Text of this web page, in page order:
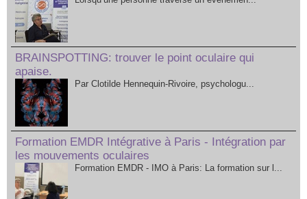
BRAINSPOTTING: trouver le point oculaire qui
apaise.
Par Clotilde Hennequin-Rivoire, psychologu...
Formation EMDR Intégrative à Paris - Intégration par
les mouvements oculaires
Formation EMDR - IMO à Paris: La formation sur l...